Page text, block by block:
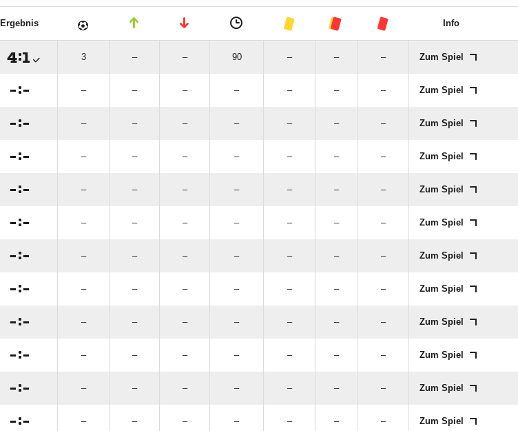
Ergebnis Info
: 3 – – 90 – – – Zum Spiel
: – – – – – – – Zum Spiel
: – – – – – – – Zum Spiel
: – – – – – – – Zum Spiel
: – – – – – – – Zum Spiel
: – – – – – – – Zum Spiel
: – – – – – – – Zum Spiel
: – – – – – – – Zum Spiel
: – – – – – – – Zum Spiel
: – – – – – – – Zum Spiel
: – – – – – – – Zum Spiel
: – – – – – – – Zum Spiel